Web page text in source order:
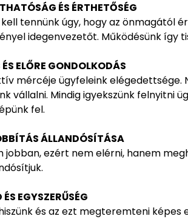
ÉS ÉRTHETŐSÉG
tennünk úgy, hogy az
idegenvezetőt. Működésünk így
ELŐRE GONDOLKODÁS
mércéje ügyfeleink
vállalni. Mindig igyekszünk felnyitni
fel.
ÁLLANDÓSÍTÁSA
jobban, ezért nem elérni, hanem
EGYSZERŰSÉG
és az ezt megteremteni